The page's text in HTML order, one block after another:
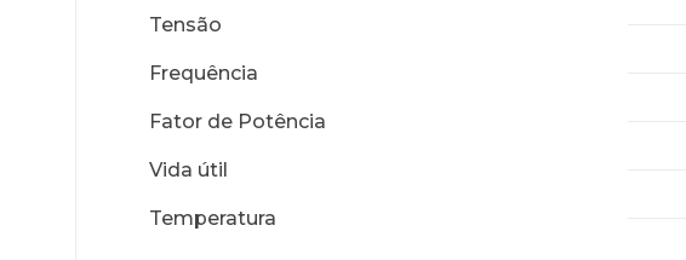
Tensão
Frequência
Fator de Potência
Vida útil
Temperatura